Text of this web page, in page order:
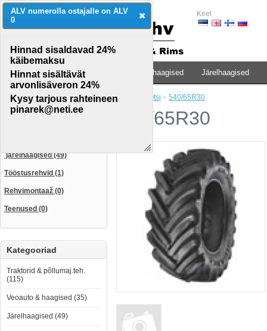
Keel
Traktorid & põllumaj.teh. Veoauto & haagised Järelhaagised
CATEGORIES
järelhaagised (49)
Tööstusrehvid (1)
Rehvimontaaž (0)
Teenused (0)
Kategooriad
Traktorid & põllumaj.teh.
(115)
Veoauto & haagised (35)
Järelhaagised (49)
Avaleht Otsi » 540/65R30
540/65R30
ALV numerolla ostajalle on ALV
0
Hinnad sisaldavad 24%
käibemaksu
Hinnat sisältävät
arvonlisäveron 24%
Kysy tarjous rahteineen
pinarek@neti.ee